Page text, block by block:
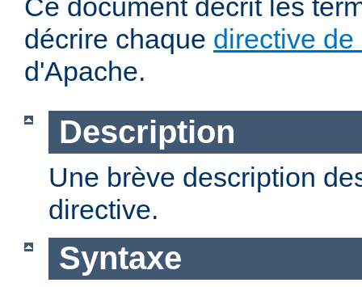
Ce document décrit les
décrire chaque directive
d'Apache.
Description
Une brève description
directive.
Syntaxe